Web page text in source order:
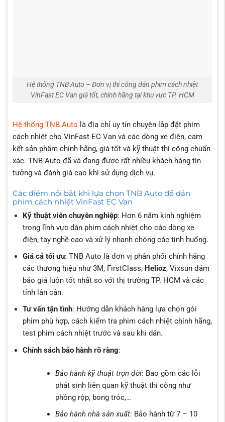
Hệ thống TNB Auto – Đơn vị thi công dán phim cách nhiệt
VinFast EC Van giá tốt, chính hãng tại khu vực TP. HCM
Hệ thống TNB Auto là địa chỉ uy tín chuyên lắp đặt phim
cách nhiệt cho VinFast EC Van và các dòng xe điện, cam
kết sản phẩm chính hãng, giá tốt và kỹ thuật thi công chuẩn
xác. TNB Auto đã và đang được rất nhiều khách hàng tin
tưởng và đánh giá cao khi sử dụng dịch vụ.
Các điểm nổi bật khi lựa chọn TNB Auto để dán
phim cách nhiệt VinFast EC Van
Kỹ thuật viên chuyên nghiệp: Hơn 6 năm kinh nghiệm
trong lĩnh vực dán phim cách nhiệt cho các dòng xe
điện, tay nghề cao và xử lý nhanh chóng các tình huống.
Giá cả tối ưu: TNB Auto là đơn vị phân phối chính hãng
các thương hiệu như 3M, FirstClass, Helioz, Vixsun đảm
bảo giá luôn tốt nhất so với thị trường TP. HCM và các
tỉnh lân cận.
Tư vấn tận tình: Hướng dẫn khách hàng lựa chọn gói
phim phù hợp, cách kiểm tra phim cách nhiệt chính hãng,
test phim cách nhiệt trước và sau khi dán.
Chính sách bảo hành rõ ràng:
Bảo hành kỹ thuật trọn đời: Bao gồm các lỗi
phát sinh liên quan kỹ thuật thi công như
phồng rộp, bong tróc,…
Bảo hành nhà sản xuất: Bảo hành từ 7 – 10